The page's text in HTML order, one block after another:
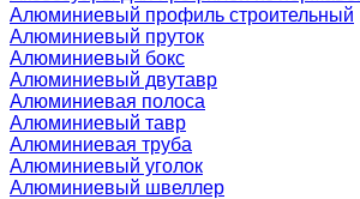
Алюминиевый профиль строительный
Алюминиевый пруток
Алюминиевый бокс
Алюминиевый двутавр
Алюминиевая полоса
Алюминиевый тавр
Алюминиевая труба
Алюминиевый уголок
Алюминиевый швеллер